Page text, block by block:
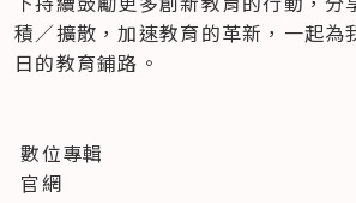
積／擴散，加速教育的革新，一起為
日的教育鋪路。
數位專輯
官網